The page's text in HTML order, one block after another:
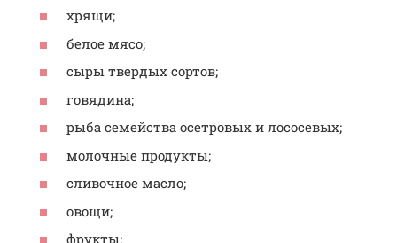
хрящи;
белое мясо;
сыры твердых сортов;
говядина;
рыба семейства осетровых и лососевых;
молочные продукты;
сливочное масло;
овощи;
фрукты;